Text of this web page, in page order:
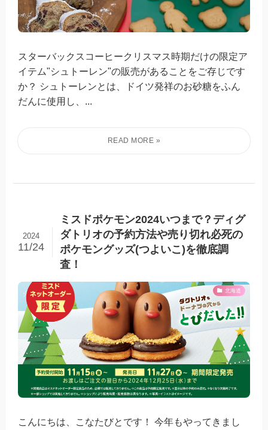
スターバックスコーヒークリスマス時期だけの限定ア
イテム"シュトーレン"の販売があることをご存じです
か？ シュトーレンとは、ドイツ発祥のお砂糖をふん
だんに使用し、...
ミスドポケモン2024いつまで？ディグ
ダトリオの予約方法や売り切れ必死の
ポケモングッズ(つよいこ)を徹底調
査！
2024
11/24
北海道
こんにちは、こなたびとです！ 今年もやってきまし